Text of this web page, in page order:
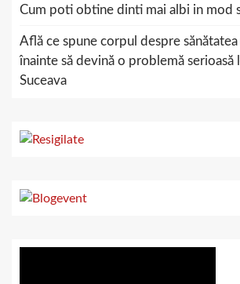
Cum poti obtine dinti mai albi in mod
Află ce spune corpul despre
înainte să devină o problemă serioasă
Suceava